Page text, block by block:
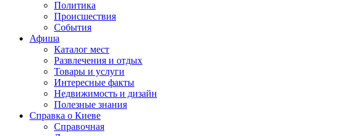
Политика
Происшествия
События
Афиша
Каталог мест
Развлечения и отдых
Товары и услуги
Интересные факты
Недвижимость и дизайн
Полезные знания
Справка о Киеве
Справочная